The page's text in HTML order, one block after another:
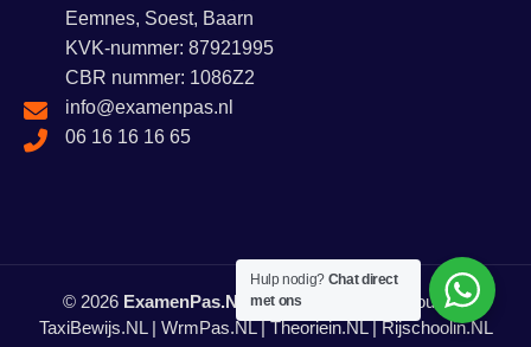
Eemnes, Soest, Baarn
KVK-nummer: 87921995
CBR nummer: 1086Z2
info@examenpas.nl
06 16 16 16 65
© 2026 ExamenPas.NL . Alle rechten voorbehouden.
TaxiBewijs.NL| WrmPas.NL|Theoriein.NL|Rijschoolin.NL
Hulp nodig? Chat direct
met ons